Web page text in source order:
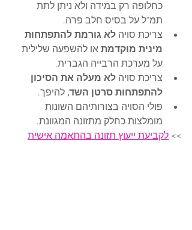
כחלופה רק במידה ולא ניתן לתת
תמ"ל על בסיס חלב פרה.
צריכת סויה לא גורמת להתפתחות
מינית מוקדמת או להשפעה שלילית
על מערכת הרבייה הגברית.
צריכת סויה לא מעלה את הסיכון
להתפתחות סרטן השד, להיפך.
פולי הסויה בצורותיהם השונות
מומלצות כחלק מתזונה המגוונת.
>> לקביעת ייעוץ תזונה בהתאמה אישית